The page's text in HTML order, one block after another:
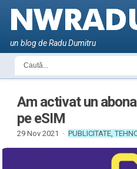
un blog de Radu Dumitru
Am activat un
pe eSIM
29 Nov 2021 · PUBLICITATE,